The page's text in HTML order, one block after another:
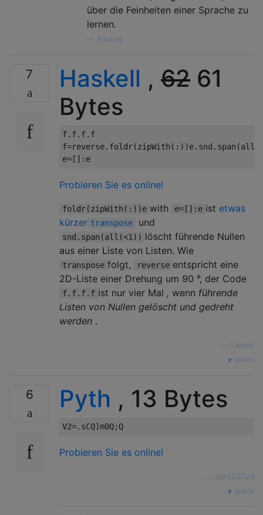
über die Feinheiten einer Sprache zu
lernen.
Arnauld
7 Haskell , 62 61
Bytes
f. f. f. f
f=reverse. foldr(zipWith (:))e. snd . span (all
e=[]: e
Probieren Sie es online!
foldr(zipWith(:))e with e=[]:e ist etwas
kürzer transpose und
snd.span(all(<1)) löscht führende Nullen
aus einer Liste von Listen. Wie
transpose folgt, reverse entspricht eine
2D-Liste einer Drehung um 90 °, der Code
f.f.f.f ist nur vier Mal , wenn führende
Listen von Nullen gelöscht und gedreht
werden .
Laikoni
quelle
6 Pyth , 13 Bytes
Probieren Sie es online!
user202729
quelle